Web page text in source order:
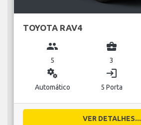
TOYOTA RAV4
group
5
business_center
3
miscellaneous_services
Automático
login
5 Porta
VER DETALHES...